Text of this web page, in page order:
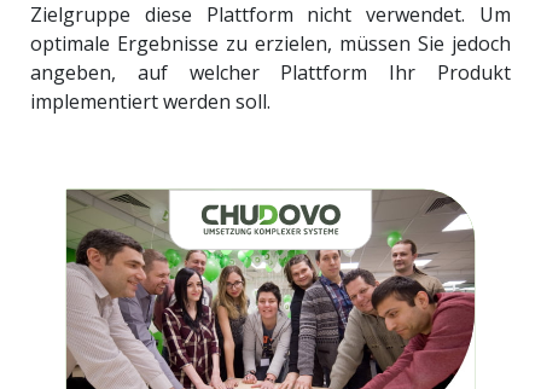
Zielgruppe diese Plattform nicht verwendet. Um
optimale Ergebnisse zu erzielen, müssen Sie jedoch
angeben, auf welcher Plattform Ihr Produkt
implementiert werden soll.